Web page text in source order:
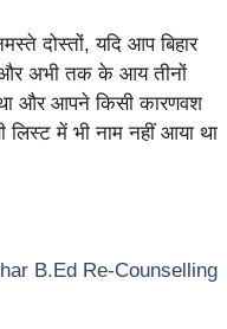
दोस्तों, यदि आप बिहार
और अभी तक के आय तीनों
और आपने किसी कारणवश
लिस्ट में भी नाम नहीं आया था
B.Ed Re-Counselling